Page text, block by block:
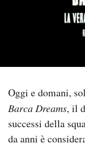
SHOP
Oggi e domani,
Barca Dreams, il
successi della
da anni è